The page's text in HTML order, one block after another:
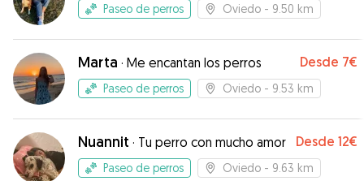
Paseo de perros Oviedo - 9.50 km
Marta · Me encantan los perros Desde 7€
Paseo de perros Oviedo - 9.53 km
Nuannit · Tu perro con mucho amor Desde 12€
Paseo de perros Oviedo - 9.63 km